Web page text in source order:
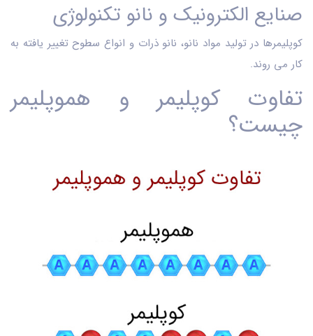
صنایع الکترونیک و نانو تکنولوژی
کوپلیمرها در تولید مواد نانو، نانو ذرات و انواع سطوح تغییر یافته به
کار می ‌روند.
تفاوت کوپلیمر و هموپلیمر
چیست؟